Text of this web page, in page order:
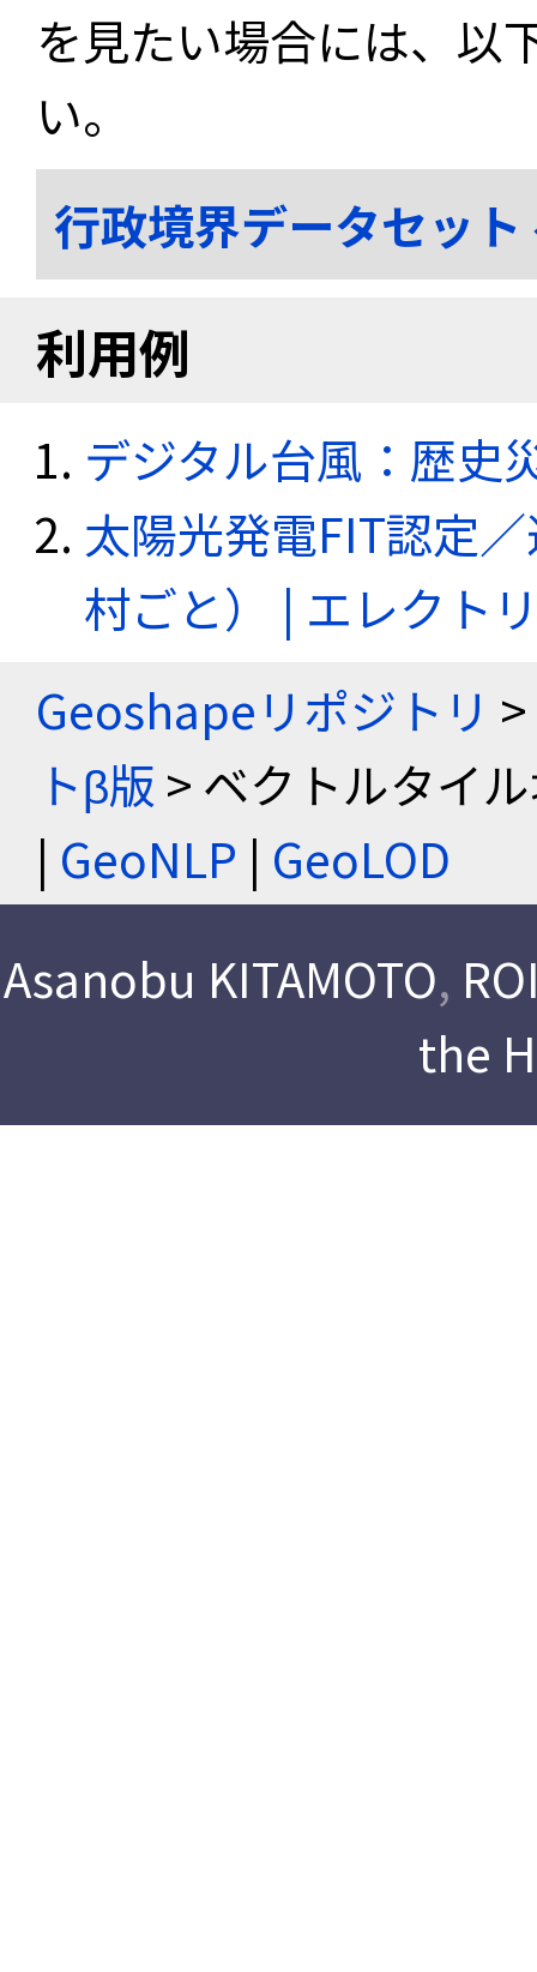
を見たい場合には、以
い。
行政境界データセッ
利用例
デジタル台風：歴史
太陽光発電FIT認定
村ごと） | エレクト
Geoshapeリポジトリ >
トβ版 > ベクトルタイ
| GeoNLP | GeoLOD
Asanobu KITAMOTO,
the